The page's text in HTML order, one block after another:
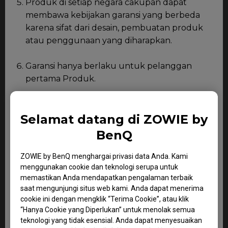
Selamat datang di ZOWIE by
BenQ
ZOWIE by BenQ menghargai privasi data Anda. Kami
menggunakan cookie dan teknologi serupa untuk
memastikan Anda mendapatkan pengalaman terbaik
saat mengunjungi situs web kami. Anda dapat menerima
cookie ini dengan mengklik “Terima Cookie”, atau klik
“Hanya Cookie yang Diperlukan” untuk menolak semua
teknologi yang tidak esensial. Anda dapat menyesuaikan
Produk di setiap negara cakupan dapat
membawa kebijakan garansi yang berbeda
karena sifat dari desain, pembuatan produk
atau penggunaan yang diharapkan.
Garansi hanya berlaku untuk pelanggan
pertama Produk.
ditunjukkan di bawah ini, BenQ akan, tidak
memberikan biaya tambahan, mengganti
bagian yang rusak atau produk dengan
bagian-bagian baru atau bagian berguna
atau produk yang setara dengan bagian-
bagian baru atau produk yang bekerja
dengan baik.
Terkait kesalahan software yang dihasilkan